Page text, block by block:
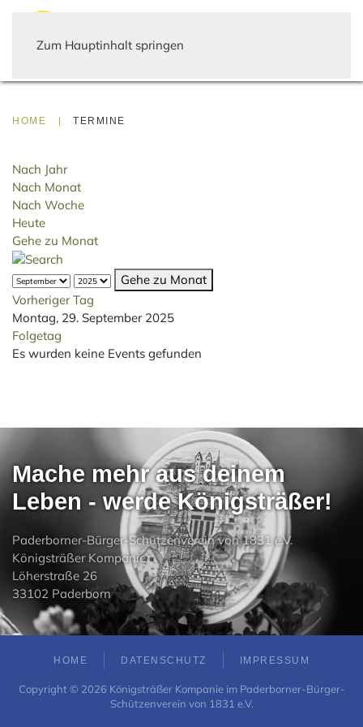
Zum Hauptinhalt springen
HOME TERMINE
Nach Jahr
Nach Monat
Nach Woche
Heute
Gehe zu Monat
Gehe zu Monat
Vorheriger Tag
Montag, 29. September 2025
Folgetag
Es wurden keine Events gefunden
Mache mehr aus deinem
Leben - werde Königsträßer!
Paderborner-Bürger-Schützenverein von 1831 e.V.
Königsträßer Kompanie
Löherstraße 26
33102 Paderborn
HOME DATENSCHUTZ IMPRESSUM
Copyright © 2026 Königsträßer Kompanie im Paderborner-Bürger-
Schützenverein von 1831 e.V.